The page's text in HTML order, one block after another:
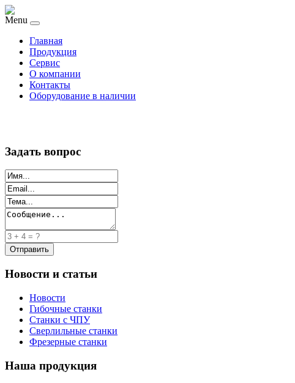
Menu
Главная
Продукция
Сервис
О компании
Контакты
Оборудование в наличии
Задать вопрос
Новости и статьи
Новости
Гибочные станки
Станки с ЧПУ
Сверлильные станки
Фрезерные станки
Наша продукция